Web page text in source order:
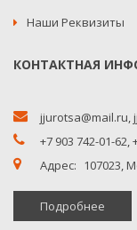
Наши Реквизиты
КОНТАКТНАЯ
jjurotsa@mail.ru,
+7 903 742-01-62,
Адрес: 107023,
Подробнее